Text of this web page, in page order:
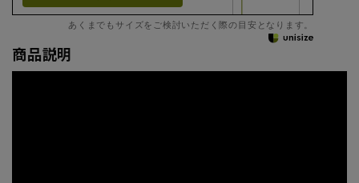
あくまでもサイズをご検討いただく際の目安となります。
商品説明